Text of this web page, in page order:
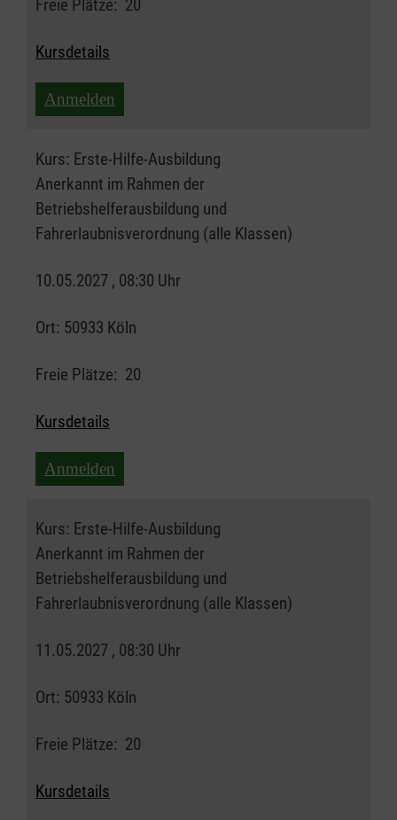
Freie Plätze: 20
Kursdetails
Anmelden
Kurs: Erste-Hilfe-Ausbildung
Anerkannt im Rahmen der
Betriebshelferausbildung und
Fahrerlaubnisverordnung (alle Klassen)
10.05.2027 , 08:30 Uhr
Ort: 50933 Köln
Freie Plätze: 20
Kursdetails
Anmelden
Kurs: Erste-Hilfe-Ausbildung
Anerkannt im Rahmen der
Betriebshelferausbildung und
Fahrerlaubnisverordnung (alle Klassen)
11.05.2027 , 08:30 Uhr
Ort: 50933 Köln
Freie Plätze: 20
Kursdetails